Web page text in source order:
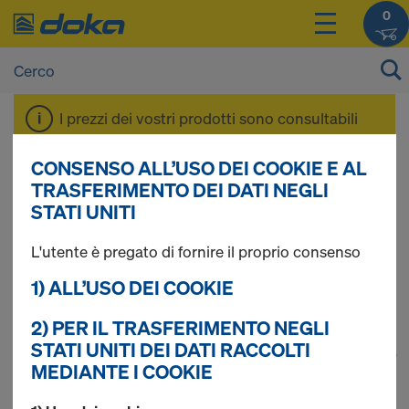
0
I prezzi dei vostri prodotti sono consultabili
dopo illogin.
Cassaforma per
pareti
Trovati 180 prodotti
CONSENSO ALL’USO DEI COOKIE E AL
TRASFERIMENTO DEI DATI NEGLI
STATI UNITI
L'utente è pregato di fornire il proprio consenso
1) ALL’USO DEI COOKIE
2) PER IL TRASFERIMENTO NEGLI
STATI UNITI DEI DATI RACCOLTI
MEDIANTE I COOKIE